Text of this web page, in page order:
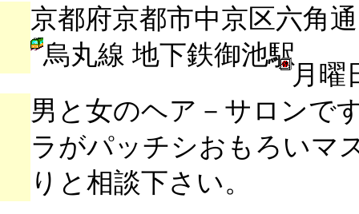
京都府京都市中京区六角
烏丸線 地下鉄御池駅
月曜
男と女のヘア－サロンで
ラがパッチシおもろいマ
りと相談下さい。